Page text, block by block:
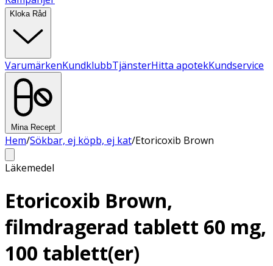
Kloka Råd
VarumärkenKundklubbTjänsterHitta apotekKundservice
Mina Recept
Hem/Sökbar, ej köpb, ej kat/Etoricoxib Brown
Läkemedel
Etoricoxib Brown,
filmdragerad tablett 60 mg,
100 tablett(er)